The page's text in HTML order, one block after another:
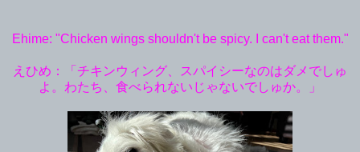
Ehime: "Chicken wings shouldn't be spicy. I can't eat them."
えひめ：「チキンウィング、スパイシーなのはダメでしゅ
よ。わたち、食べられないじゃないでしゅか。」